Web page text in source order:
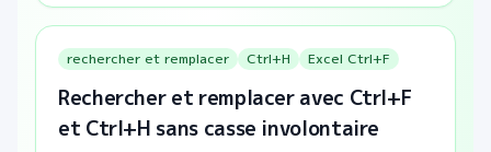
rechercher et remplacer Ctrl+H Excel Ctrl+F
Rechercher et remplacer avec Ctrl+F
et Ctrl+H sans casse involontaire